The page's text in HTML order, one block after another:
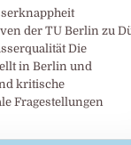
der TU Berlin zu
Die
in Berlin und
kritische
Fragestellungen